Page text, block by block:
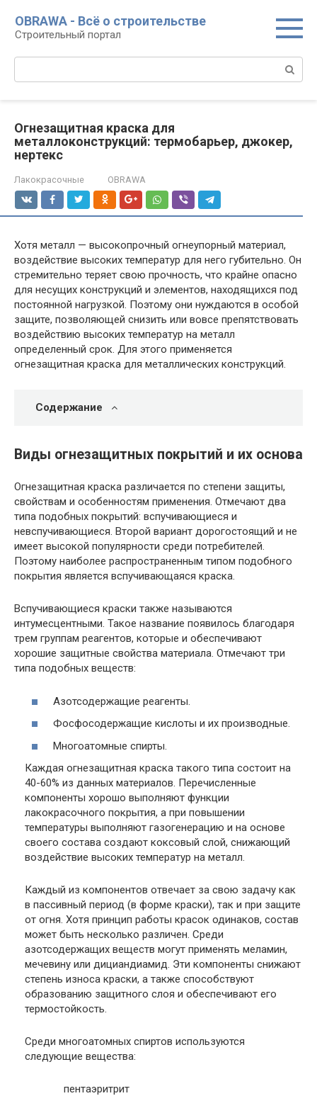
контенту
OBRAWA - Всё о строительстве
Строительный портал
Огнезащитная краска для
металлоконструкций: термобарьер, джокер,
нертекс
Лакокрасочные OBRAWA
Хотя металл — высокопрочный огнеупорный материал,
воздействие высоких температур для него губительно. Он
стремительно теряет свою прочность, что крайне опасно
для несущих конструкций и элементов, находящихся под
постоянной нагрузкой. Поэтому они нуждаются в особой
защите, позволяющей снизить или вовсе препятствовать
воздействию высоких температур на металл
определенный срок. Для этого применяется
огнезащитная краска для металлических конструкций.
Содержание
Виды огнезащитных покрытий и их основа
Огнезащитная краска различается по степени защиты,
свойствам и особенностям применения. Отмечают два
типа подобных покрытий: вспучивающиеся и
невспучивающиеся. Второй вариант дорогостоящий и не
имеет высокой популярности среди потребителей.
Поэтому наиболее распространенным типом подобного
покрытия является вспучивающаяся краска.
Вспучивающиеся краски также называются
интумесцентными. Такое название появилось благодаря
трем группам реагентов, которые и обеспечивают
хорошие защитные свойства материала. Отмечают три
типа подобных веществ:
Азотсодержащие реагенты.
Фосфосодержащие кислоты и их производные.
Многоатомные спирты.
Каждая огнезащитная краска такого типа состоит на
40-60% из данных материалов. Перечисленные
компоненты хорошо выполняют функции
лакокрасочного покрытия, а при повышении
температуры выполняют газогенерацию и на основе
своего состава создают коксовый слой, снижающий
воздействие высоких температур на металл.
Каждый из компонентов отвечает за свою задачу как
в пассивный период (в форме краски), так и при защите
от огня. Хотя принцип работы красок одинаков, состав
может быть несколько различен. Среди
азотсодержащих веществ могут применять меламин,
мечевину или дициандиамид. Эти компоненты снижают
степень износа краски, а также способствуют
образованию защитного слоя и обеспечивают его
термостойкость.
Среди многоатомных спиртов используются
следующие вещества:
пентаэритрит